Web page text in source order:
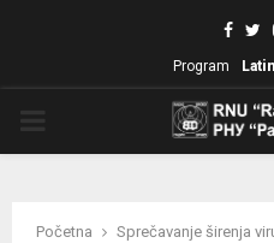
Program
Početna Sprečavanje širenja